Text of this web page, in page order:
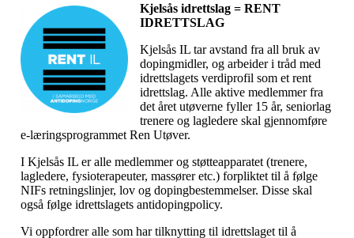
Kjelsås idrettslag = RENT
IDRETTSLAG
Kjelsås IL tar avstand fra all bruk av
dopingmidler, og arbeider i tråd med
idrettslagets verdiprofil som et rent
idrettslag. Alle aktive medlemmer fra
det året utøverne fyller 15 år, seniorlag
trenere og lagledere skal gjennomføre
e-læringsprogrammet Ren Utøver.
I Kjelsås IL er alle medlemmer og støtteapparatet (trenere,
lagledere, fysioterapeuter, massører etc.) forpliktet til å følge
NIFs retningslinjer, lov og dopingbestemmelser. Disse skal
også følge idrettslagets antidopingpolicy.
Vi oppfordrer alle som har tilknytting til idrettslaget til å